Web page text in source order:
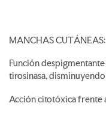
MANCHAS CUTÁNEAS:
Función
tirosinasa,
Acción citotóxica frente